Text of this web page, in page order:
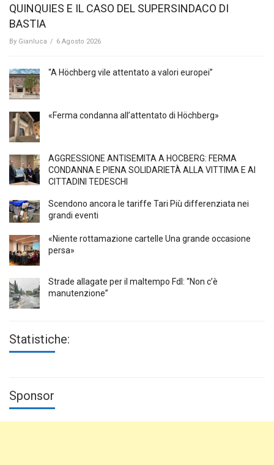
QUINQUIES E IL CASO DEL SUPERSINDACO DI
BASTIA
By Gianluca / 6 Agosto 2026
“A Höchberg vile attentato a valori europei”
«Ferma condanna all’attentato di Höchberg»
AGGRESSIONE ANTISEMITA A HÖCBERG: FERMA
CONDANNA E PIENA SOLIDARIETÀ ALLA VITTIMA E AI
CITTADINI TEDESCHI
Scendono ancora le tariffe Tari Più differenziata nei
grandi eventi
«Niente rottamazione cartelle Una grande occasione
persa»
Strade allagate per il maltempo FdI: “Non c’è
manutenzione”
Statistiche:
Sponsor